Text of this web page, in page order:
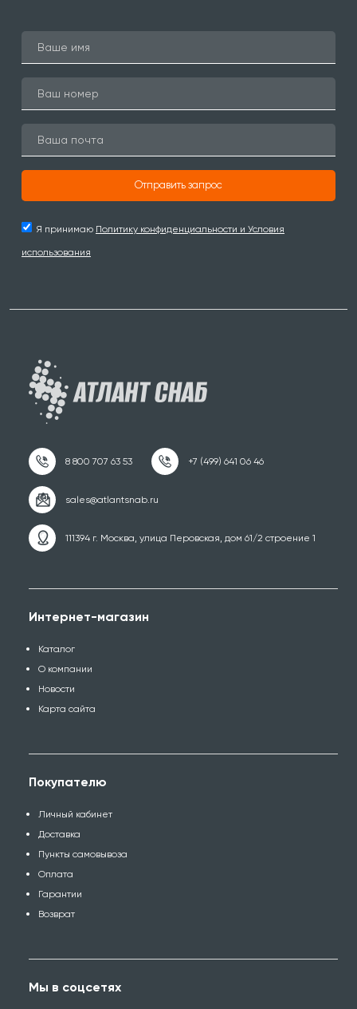
Отправить запрос
Я принимаю Политику конфиденциальности и Условия
использования
111394 г. Москва, улица Перовская, дом 61/2 строение 1
Интернет-магазин
Каталог
О компании
Новости
Карта сайта
Покупателю
Личный кабинет
Доставка
Пункты самовывоза
Оплата
Гарантии
Возврат
Мы в соцсетях